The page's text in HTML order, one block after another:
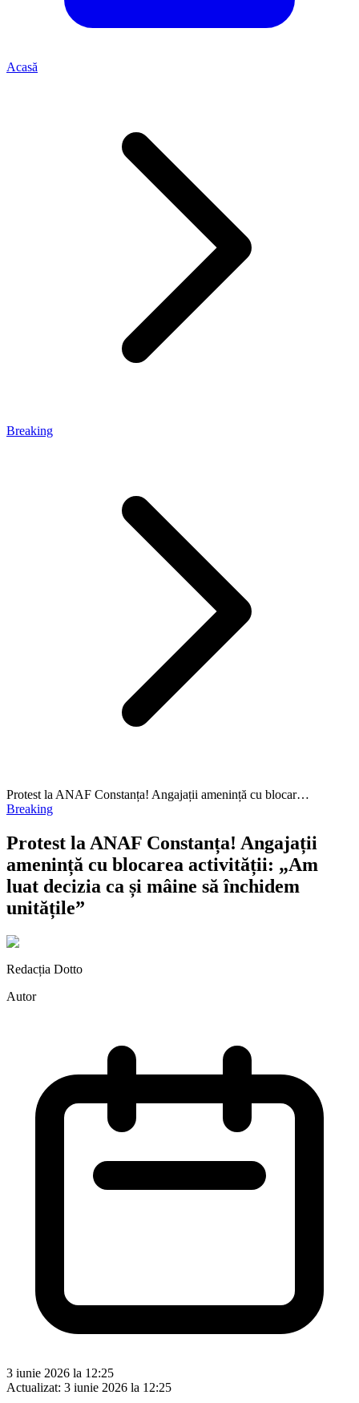
Acasă
Breaking
Protest la ANAF Constanța! Angajații amenință cu blocar…
Breaking
Protest la ANAF Constanța! Angajații
amenință cu blocarea activității: „Am
luat decizia ca și mâine să închidem
unitățile”
Redacția Dotto
Autor
3 iunie 2026 la 12:25
Actualizat: 3 iunie 2026 la 12:25